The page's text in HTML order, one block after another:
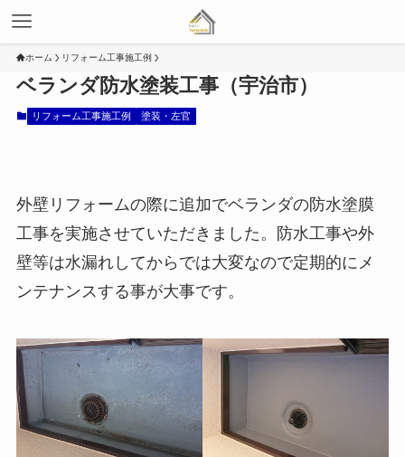
ホーム リフォーム工事施工例
ベランダ防水塗装工事（宇治市）
リフォーム工事施工例 塗装・左官
外壁リフォームの際に追加でベランダの防水塗膜
工事を実施させていただきました。防水工事や外
壁等は水漏れしてからでは大変なので定期的にメ
ンテナンスする事が大事です。